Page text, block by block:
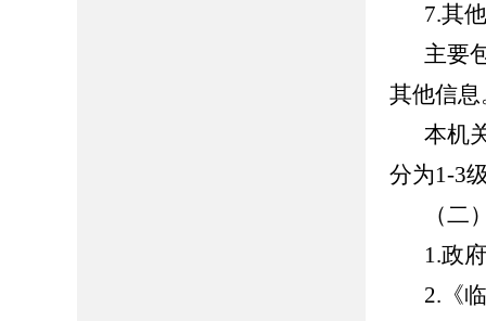
7.其
主要
其他信息
本机
分为1-3
（二
1.政
2.《